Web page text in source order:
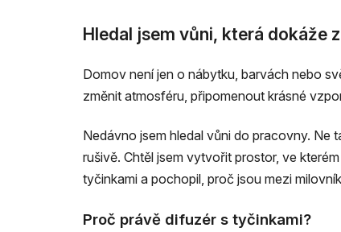
Hledal jsem vůni, která dokáže
Domov není jen o nábytku, barvách nebo
změnit atmosféru, připomenout krásné
Nedávno jsem hledal vůni do pracovny. Ne
rušivě. Chtěl jsem vytvořit prostor, ve
tyčinkami a pochopil, proč jsou mezi
Proč právě difuzér s tyčinkami?